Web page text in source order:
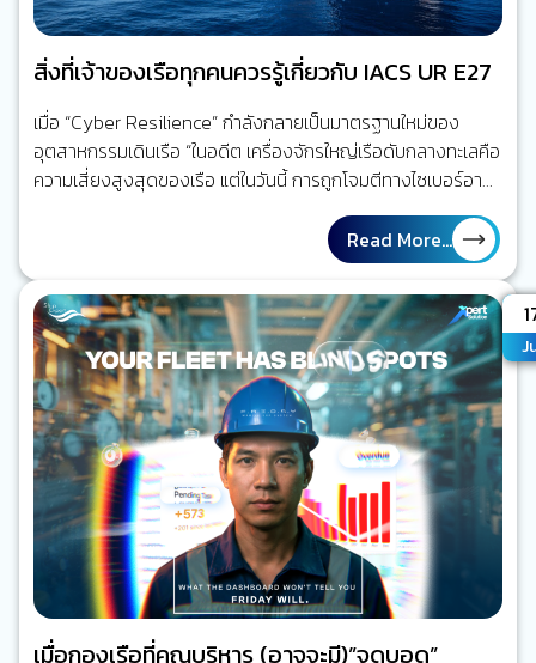
สิ่งที่เจ้าของเรือทุกคนควรรู้เกี่ยวกับ IACS UR E27
เมื่อ “Cyber Resilience” กำลังกลายเป็นมาตรฐานใหม่ของ
อุตสาหกรรมเดินเรือ “ในอดีต เครื่องจักรใหญ่เรือดับกลางทะเลคือ
ความเสี่ยงสูงสุดของเรือ แต่ในวันนี้ การถูกโจมตีทางไซเบอร์อาจ
สร้างผลกระทบได้ไม่ต่างกัน” โลกของการเดินเรือกำลังเปลี่ยนไป
ลองย้อนกลับไปเมื่อ 20 ปีก่อน ระบบส่วนใหญ่บนเรือทำงานแยก
จากกันแทบทั้งหมด เครื่องจักรใหญ่ทำงานของมัน ระบบเดินเรือ
ทำงานของมัน ระบบสื่อสารก็เป็นอีกระบบหนึ่ง การเชื่อมต่อกับฝั่ง
มีเพียงโทรศัพท์ดาวเทียมหรืออีเมลความเร็วต่ำ แต่วันนี้ ทุกอย่าง
เปลี่ยนไปแล้ว เรือหนึ่งลำอาจมีระบบดิจิทัลมากกว่าร้อยระบบที่
เชื่อมโยงถึงกัน ระบบบริหารจัดการเรือ และระบบวางแผนซ่อม
บำรุง (ERP) ระบบ AI CCTV ระบบติดตามเรือ (Ship…
Read More...
เมื่อกองเรือที่คุณบริหาร (อาจจะมี)”จุดบอด”